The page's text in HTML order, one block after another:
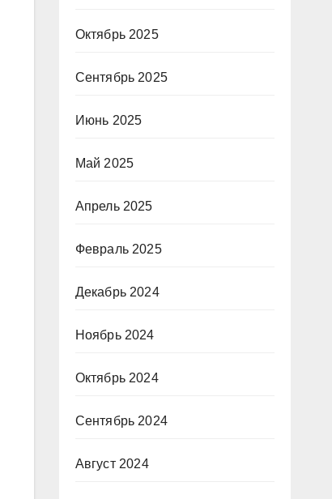
Октябрь 2025
Сентябрь 2025
Июнь 2025
Май 2025
Апрель 2025
Февраль 2025
Декабрь 2024
Ноябрь 2024
Октябрь 2024
Сентябрь 2024
Август 2024